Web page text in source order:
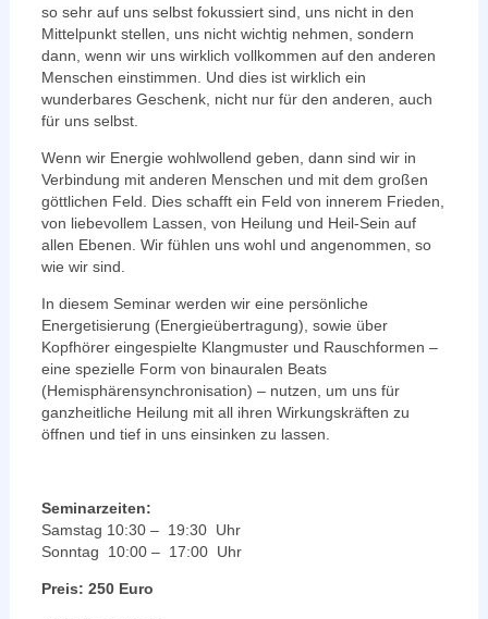
so sehr auf uns selbst fokussiert sind, uns nicht in den
Mittelpunkt stellen, uns nicht wichtig nehmen, sondern
dann, wenn wir uns wirklich vollkommen auf den anderen
Menschen einstimmen. Und dies ist wirklich ein
wunderbares Geschenk, nicht nur für den anderen, auch
für uns selbst.
Wenn wir Energie wohlwollend geben, dann sind wir in
Verbindung mit anderen Menschen und mit dem großen
göttlichen Feld. Dies schafft ein Feld von innerem Frieden,
von liebevollem Lassen, von Heilung und Heil-Sein auf
allen Ebenen. Wir fühlen uns wohl und angenommen, so
wie wir sind.
In diesem Seminar werden wir eine persönliche
Energetisierung (Energieübertragung), sowie über
Kopfhörer eingespielte Klangmuster und Rauschformen –
eine spezielle Form von binauralen Beats
(Hemisphärensynchronisation) – nutzen, um uns für
ganzheitliche Heilung mit all ihren Wirkungskräften zu
öffnen und tief in uns einsinken zu lassen.
Seminarzeiten:
Samstag 10:30 – 19:30 Uhr
Sonntag 10:00 – 17:00 Uhr
Preis: 250 Euro